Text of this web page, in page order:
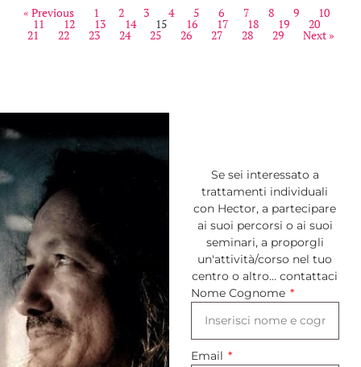
« Previous 1 2 3 4 5 6 7 8 9 10
11 12 13 14 15 16 17 18 19 20
21 22 23 24 25 26 27 28 29 Next »
Se sei interessato a
trattamenti individuali
con Hector, a partecipare
ai suoi percorsi o ai suoi
seminari, a proporgli
un'attività/corso nel tuo
centro o altro… contattaci
Nome Cognome
Email